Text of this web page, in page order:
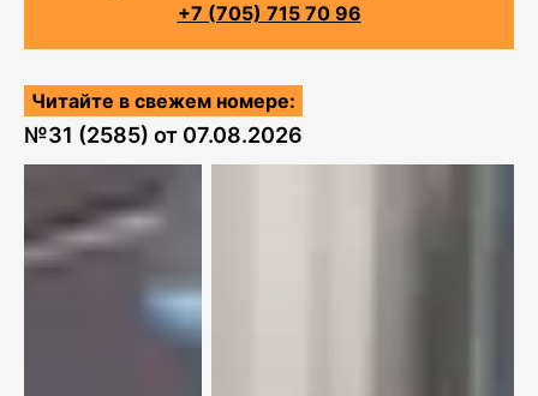
+7 (705) 715 70 96
Читайте в свежем номере:
№31 (2585) от 07.08.2026